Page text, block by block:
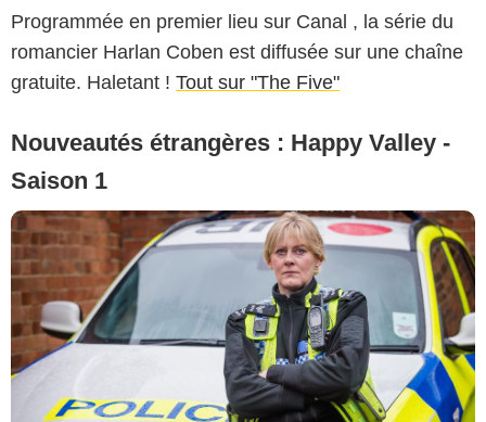
Programmée en premier lieu sur Canal , la série du
romancier Harlan Coben est diffusée sur une chaîne
gratuite. Haletant ! Tout sur "The Five"
Nouveautés étrangères : Happy Valley -
Saison 1